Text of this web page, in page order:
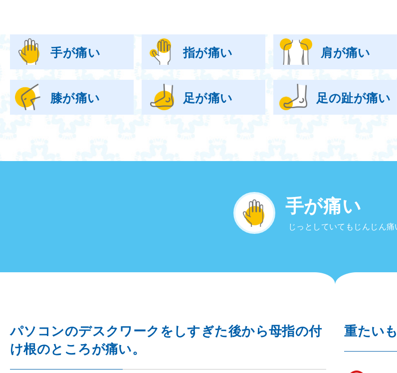
手が痛い 指が痛い 肩が痛い
膝が痛い 足が痛い 足の趾が痛い
手が痛い
じっとしていてもじんじん
パソコンのデスクワークをしすぎた後から母指の付
け根のところが痛い。
重たい